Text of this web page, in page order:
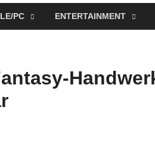
PC ENTERTAINMENT